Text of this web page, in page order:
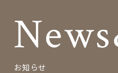
News&Blog
Recruit 採用
お知らせ